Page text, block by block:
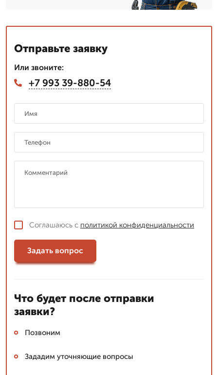
Отправьте заявку
Или звоните:
+7 993 39-880-54
Соглашаюсь с политикой конфиденциальности
Задать вопрос
Что будет после отправки
заявки?
Позвоним
Зададим уточняющие вопросы